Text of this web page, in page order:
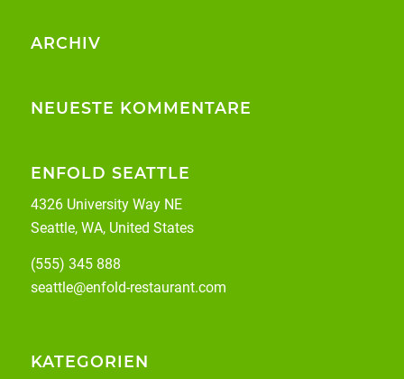
ARCHIV
NEUESTE KOMMENTARE
ENFOLD SEATTLE
4326 University Way NE
Seattle, WA, United States
(555) 345 888
seattle@enfold-restaurant.com
KATEGORIEN